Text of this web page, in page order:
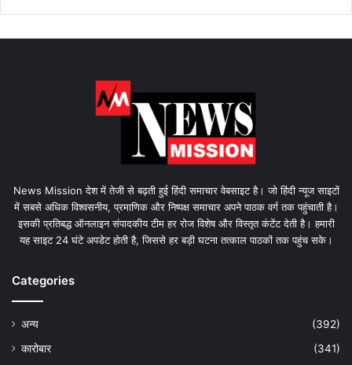
News Mission देश में तेजी से बढ़ती हुई हिंदी समाचार वेबसाइट है। जो हिंदी न्यूज साइटों
में सबसे अधिक विश्वसनीय, प्रमाणिक और निष्पक्ष समाचार अपने पाठक वर्ग तक पहुंचाती है।
इसकी प्रतिबद्ध ऑनलाइन संपादकीय टीम हर रोज विशेष और विस्तृत कंटेंट देती है। हमारी
यह साइट 24 घंटे अपडेट होती है, जिससे हर बड़ी घटना तत्काल पाठकों तक पहुंच सके।
Categories
अन्य
(392)
कारोबार
(341)